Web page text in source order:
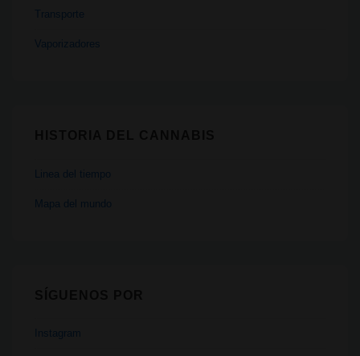
Transporte
Vaporizadores
Linea del tiempo
Mapa del mundo
Instagram